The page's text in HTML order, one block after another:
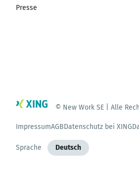
Presse
© New Work SE | Alle
ImpressumAGBDatenschutz bei XING
Sprache Deutsch